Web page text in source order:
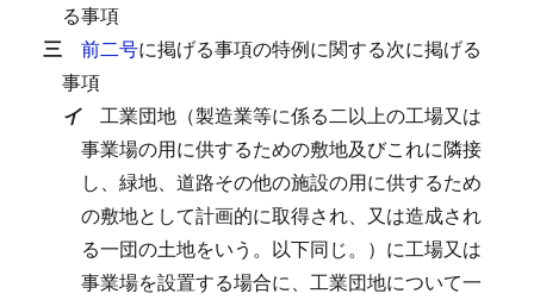
る事項
三 前二号に掲げる事項の特例に関する次に掲げる
事項
イ 工業団地（製造業等に係る二以上の工場又は
事業場の用に供するための敷地及びこれに隣接
し、緑地、道路その他の施設の用に供するため
の敷地として計画的に取得され、又は造成され
る一団の土地をいう。以下同じ。）に工場又は
事業場を設置する場合に、工業団地について一